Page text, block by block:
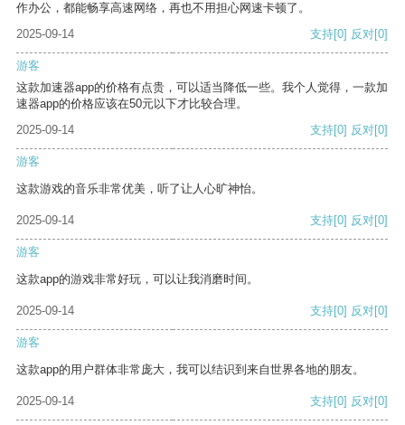
作办公，都能畅享高速网络，再也不用担心网速卡顿了。
2025-09-14
支持[0] 反对[0]
游客
这款加速器app的价格有点贵，可以适当降低一些。我个人觉得，一款加
速器app的价格应该在50元以下才比较合理。
2025-09-14
支持[0] 反对[0]
游客
这款游戏的音乐非常优美，听了让人心旷神怡。
2025-09-14 支持[0] 反对[0]
游客
这款app的游戏非常好玩，可以让我消磨时间。
2025-09-14 支持[0] 反对[0]
游客
这款app的用户群体非常庞大，我可以结识到来自世界各地的朋友。
2025-09-14 支持[0] 反对[0]